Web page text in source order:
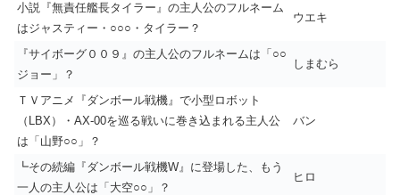
小説『無責任艦長タイラー』の主人公のフルネーム
はジャスティー・○○○・タイラー？
ウエキ
『サイボーグ００９』の主人公のフルネームは「○○
ジョー」？
しまむら
ＴＶアニメ『ダンボール戦機』で小型ロボット
（LBX）・AX-00を巡る戦いに巻き込まれる主人公
は「山野○○」？
バン
┗その続編『ダンボール戦機W』に登場した、もう
一人の主人公は「大空○○」？
ヒロ